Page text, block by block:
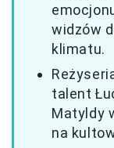
widzów
klimatu.
talent
Matyldy
na